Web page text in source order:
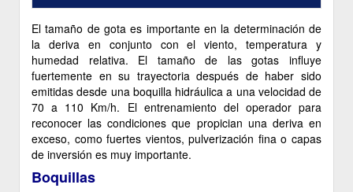
El tamaño de gota es importante en la determinación de
la deriva en conjunto con el viento, temperatura y
humedad relativa. El tamaño de las gotas influye
fuertemente en su trayectoria después de haber sido
emitidas desde una boquilla hidráulica a una velocidad de
70 a 110 Km/h. El entrenamiento del operador para
reconocer las condiciones que propician una deriva en
exceso, como fuertes vientos, pulverización fina o capas
de inversión es muy importante.
Boquillas